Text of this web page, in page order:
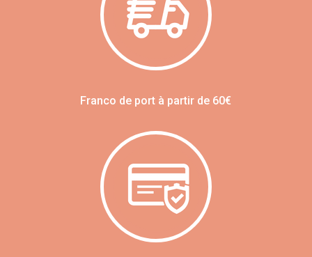
Franco de port à partir de 60€